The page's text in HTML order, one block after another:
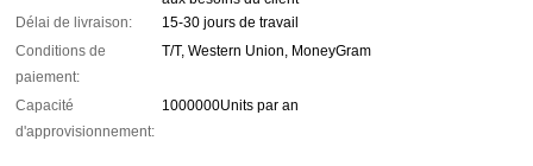
Délai de livraison:
15-30 jours de travail
Conditions de
paiement:
T/T, Western Union, MoneyGram
Capacité
d'approvisionnement:
1000000Units par an